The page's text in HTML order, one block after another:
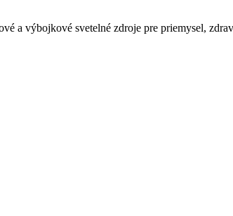
a výbojkové svetelné zdroje pre priemysel,